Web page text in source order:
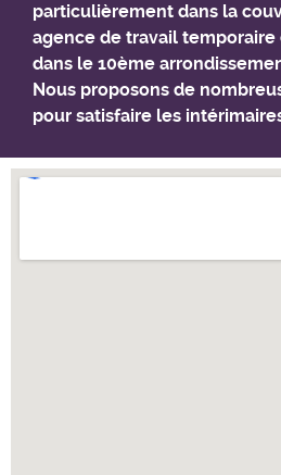
particulièrement dans la
agence de travail temporaire
dans le 10ème
Nous proposons de
pour satisfaire les